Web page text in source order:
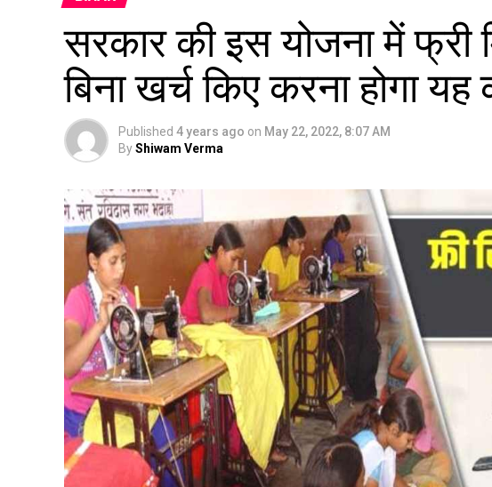
सरकार की इस योजना में फ्री
ब‍िना खर्च क‍िए करना होगा यह
Published 4 years ago on May 22, 2022, 8:07 AM
ByShiwam Verma